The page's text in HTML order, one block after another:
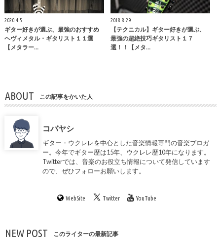
2020.4.5
ギター好きが選ぶ、最強のおすすめ
ヘヴィメタル・ギタリスト１１選
【メタラー…
2018.8.29
【テクニカル】ギター好きが選ぶ、
最強の超絶技巧ギタリスト１７
選！！【メタ…
ABOUT この記事をかいた人
コバヤシ
ギター・ウクレレを中心とした音楽情報専門の音楽ブロガ
ー。今年でギター歴は15年、ウクレレ歴10年になります。
Twitterでは、音楽のお役立ち情報について発信しています
ので、ぜひフォローお願いします。
WebSite Twitter YouTube
NEW POST このライターの最新記事